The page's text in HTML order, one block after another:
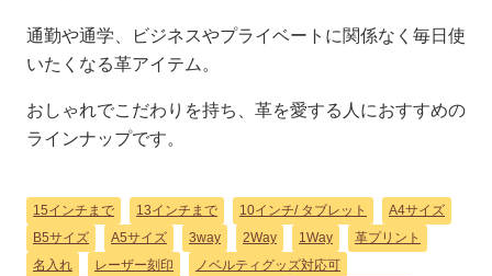
通勤や通学、ビジネスやプライベートに関係なく毎日使
いたくなる革アイテム。
おしゃれでこだわりを持ち、革を愛する人におすすめの
ラインナップです。
15インチまで 13インチまで 10インチ/ タブレット
A4サイズ
B5サイズ
A5サイズ 3way 2Way 1Way
革プリント
名入れ
レーザー刻印
ノベルティグッズ対応可